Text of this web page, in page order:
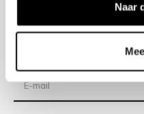
Naar
Verzending